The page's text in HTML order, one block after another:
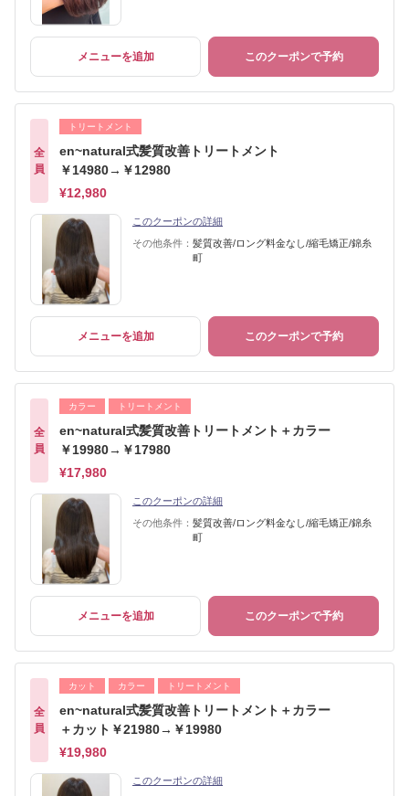
メニューを追加 このクーポンで予約
全
員
トリートメント
en~natural式髪質改善トリートメント
￥14980→￥12980
¥12,980
このクーポンの詳細
その他条件： 髪質改善/ロング料金なし/縮毛矯正/錦糸
町
メニューを追加 このクーポンで予約
全
員
カラー トリートメント
en~natural式髪質改善トリートメント＋カラー
￥19980→￥17980
¥17,980
このクーポンの詳細
その他条件： 髪質改善/ロング料金なし/縮毛矯正/錦糸
町
メニューを追加 このクーポンで予約
全
員
カット カラー トリートメント
en~natural式髪質改善トリートメント＋カラー
＋カット￥21980→￥19980
¥19,980
このクーポンの詳細